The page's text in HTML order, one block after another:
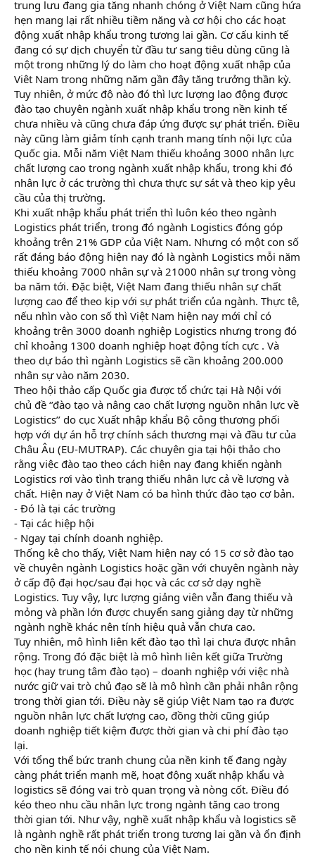
trung lưu đang gia tăng nhanh chóng ở Việt Nam cũng hứa
hẹn mang lại rất nhiều tiềm năng và cơ hội cho các hoạt
động xuất nhập khẩu trong tương lai gần. Cơ cấu kinh tế
đang có sự dịch chuyển từ đầu tư sang tiêu dùng cũng là
một trong những lý do làm cho hoạt động xuất nhập của
Viêt Nam trong những năm gần đây tăng trưởng thần kỳ.
Tuy nhiên, ở mức độ nào đó thì lực lượng lao động được
đào tạo chuyên ngành xuất nhập khẩu trong nền kinh tế
chưa nhiều và cũng chưa đáp ứng được sự phát triển. Điều
này cũng làm giảm tính cạnh tranh mang tính nội lực của
Quốc gia. Mỗi năm Việt Nam thiếu khoảng 3000 nhân lực
chất lượng cao trong ngành xuất nhập khẩu, trong khi đó
nhân lực ở các trường thì chưa thực sự sát và theo kịp yêu
cầu của thị trường.
Khi xuất nhập khẩu phát triển thì luôn kéo theo ngành
Logistics phát triển, trong đó ngành Logistics đóng góp
khoảng trên 21% GDP của Việt Nam. Nhưng có một con số
rất đáng báo động hiện nay đó là ngành Logistics mỗi năm
thiếu khoảng 7000 nhân sự và 21000 nhân sự trong vòng
ba năm tới. Đặc biệt, Việt Nam đang thiếu nhân sự chất
lượng cao để theo kịp với sự phát triển của ngành. Thực tê,
nếu nhìn vào con số thì Việt Nam hiện nay mới chỉ có
khoảng trên 3000 doanh nghiệp Logistics nhưng trong đó
chỉ khoảng 1300 doanh nghiệp hoạt động tích cực . Và
theo dự báo thì ngành Logistics sẽ cần khoảng 200.000
nhân sự vào năm 2030.
Theo hội thảo cấp Quốc gia được tổ chức tại Hà Nội với
chủ đề ‘’đào tạo và nâng cao chất lượng nguồn nhân lực về
Logistics’’ do cục Xuất nhập khẩu Bộ công thương phối
hợp với dự án hỗ trợ chính sách thương mại và đầu tư của
Châu Âu (EU-MUTRAP). Các chuyên gia tại hội thảo cho
rằng việc đào tạo theo cách hiện nay đang khiến ngành
Logistics rơi vào tình trạng thiếu nhân lực cả về lượng và
chất. Hiện nay ở Việt Nam có ba hình thức đào tạo cơ bản.
- Đó là tại các trường
- Tại các hiệp hội
- Ngay tại chính doanh nghiệp.
Thống kê cho thấy, Việt Nam hiện nay có 15 cơ sở đào tạo
về chuyên ngành Logistics hoặc gần với chuyên ngành này
ở cấp độ đại học/sau đại học và các cơ sở dạy nghề
Logistics. Tuy vậy, lực lượng giảng viên vẫn đang thiếu và
mỏng và phần lớn được chuyển sang giảng dạy từ những
ngành nghề khác nên tính hiệu quả vẫn chưa cao.
Tuy nhiên, mô hình liên kết đào tạo thì lại chưa được nhân
rộng. Trong đó đặc biệt là mô hình liên kết giữa Trường
học (hay trung tâm đào tạo) – doanh nghiệp với việc nhà
nước giữ vai trò chủ đạo sẽ là mô hình cần phải nhân rộng
trong thời gian tới. Điều này sẽ giúp Việt Nam tạo ra được
nguồn nhân lực chất lượng cao, đồng thời cũng giúp
doanh nghiệp tiết kiệm được thời gian và chi phí đào tạo
lại.
Với tổng thể bức tranh chung của nền kinh tế đang ngày
càng phát triển mạnh mẽ, hoạt động xuất nhập khẩu và
logistics sẽ đóng vai trò quan trọng và nòng cốt. Điều đó
kéo theo nhu cầu nhân lực trong ngành tăng cao trong
thời gian tới. Như vậy, nghề xuất nhập khẩu và logistics sẽ
là ngành nghề rất phát triển trong tương lai gần và ổn định
cho nền kinh tế nói chung của Việt Nam.